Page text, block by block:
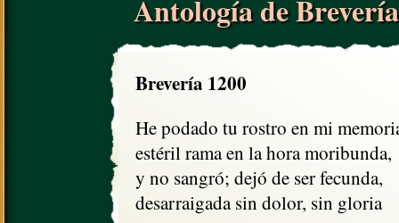
Antología de
Brevería 1200
He podado tu rostro en mi
estéril rama en la hora moribunda,
y no sangró; dejó de ser fecunda,
desarraigada sin dolor, sin gloria